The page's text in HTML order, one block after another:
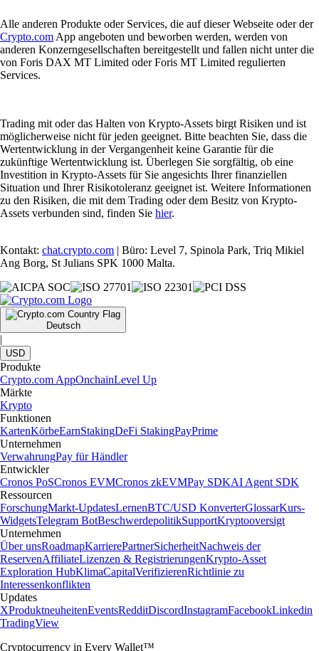
Alle anderen Produkte oder Services, die auf dieser Webseite oder der
Crypto.com App angeboten und beworben werden, werden von
anderen Konzerngesellschaften bereitgestellt und fallen nicht unter die
von Foris DAX MT Limited oder Foris MT Limited regulierten
Services.
Trading mit oder das Halten von Krypto-Assets birgt Risiken und ist
möglicherweise nicht für jeden geeignet. Bitte beachten Sie, dass die
Wertentwicklung in der Vergangenheit keine Garantie für die
zukünftige Wertentwicklung ist. Überlegen Sie sorgfältig, ob eine
Investition in Krypto-Assets für Sie angesichts Ihrer finanziellen
Situation und Ihrer Risikotoleranz geeignet ist. Weitere Informationen
zu den Risiken, die mit dem Trading oder dem Besitz von Krypto-
Assets verbunden sind, finden Sie hier.
Kontakt: chat.crypto.com | Büro: Level 7, Spinola Park, Triq Mikiel
Ang Borg, St Julians SPK 1000 Malta.
Deutsch
|
USD
Produkte
Crypto.com AppOnchainLevel Up
Märkte
Krypto
Funktionen
KartenKörbeEarnStakingDeFi StakingPayPrime
Unternehmen
VerwahrungPay für Händler
Entwickler
Cronos PoSCronos EVMCronos zkEVMPay SDKAI Agent SDK
Ressourcen
ForschungMarkt-UpdatesLernenBTC/USD KonverterGlossarKurs-
WidgetsTelegram BotBeschwerdepolitikSupportKryptooversigt
Unternehmen
Über unsRoadmapKarrierePartnerSicherheitNachweis der
ReservenAffiliateLizenzen & RegistrierungenKrypto-Asset
Exploration HubKlimaCapitalVerifizierenRichtlinie zu
Interessenkonflikten
Updates
XProduktneuheitenEventsRedditDiscordInstagramFacebookLinkedin
TradingView
Cryptocurrency in Every Wallet™